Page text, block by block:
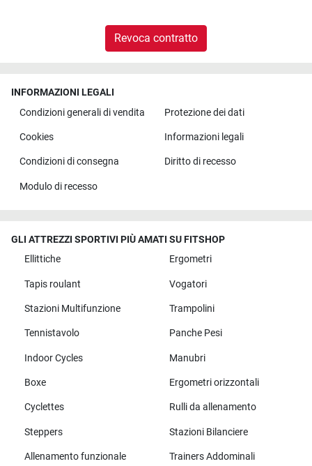
Revoca contratto
INFORMAZIONI LEGALI
Condizioni generali di vendita
Protezione dei dati
Cookies Informazioni legali
Condizioni di consegna Diritto di recesso
Modulo di recesso
GLI ATTREZZI SPORTIVI PIÙ AMATI SU FITSHOP
Ellittiche
Ergometri
Tapis roulant Vogatori
Stazioni Multifunzione Trampolini
Tennistavolo Panche Pesi
Indoor Cycles Manubri
Boxe Ergometri orizzontali
Cyclettes Rulli da allenamento
Steppers Stazioni Bilanciere
Allenamento funzionale Trainers Addominali